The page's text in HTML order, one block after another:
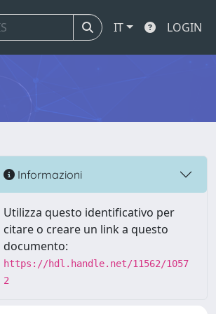
IT LOGIN
Informazioni
Utilizza questo identificativo per
citare o creare un link a questo
documento:
https://hdl.handle.net/11562/1057
2